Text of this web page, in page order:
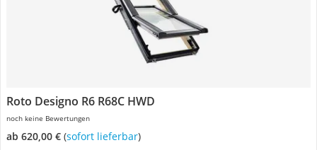
Roto Designo R6 R68C HWD
noch keine Bewertungen
ab 620,00 € ( Sofort lieferbar)